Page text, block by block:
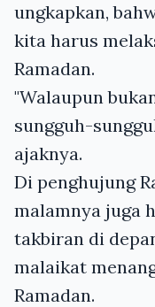
ungkapkan,
kita harus
Ramadan.
"Walaupun
sungguh-
ajaknya.
Di penghujung
malamnya juga
takbiran di
malaikat
Ramadan.